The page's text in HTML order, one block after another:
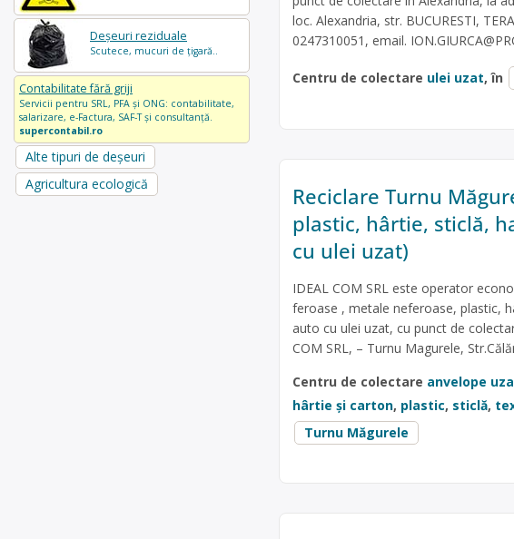
Deșeuri reziduale
Scutece, mucuri de țigară..
Contabilitate fără griji
Servicii pentru SRL, PFA și ONG: contabilitate,
salarizare, e-Factura, SAF-T și consultanță.
supercontabil.ro
Alte tipuri de deșeuri
Agricultura ecologică
loc. Alexandria, str. BUCURESTI,
0247310051, email.
Centru de colectare ulei uzat, în
Reciclare Turnu
plastic, hârtie, sticlă,
cu ulei uzat)
IDEAL COM SRL este operator
feroase , metale neferoase, plastic,
auto cu ulei uzat, cu punct de
COM SRL, – Turnu Magurele,
Centru de colectare anvelope
hârtie și carton, plastic, sticlă,
Turnu Măgurele